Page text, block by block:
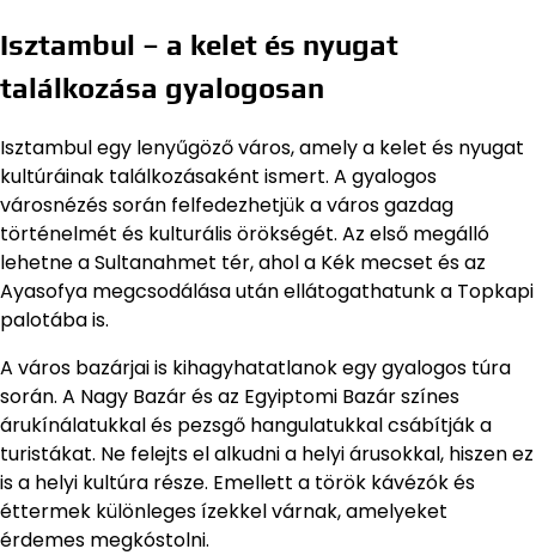
Isztambul – a kelet és nyugat
találkozása gyalogosan
Isztambul egy lenyűgöző város, amely a kelet és nyugat
kultúráinak találkozásaként ismert. A gyalogos
városnézés során felfedezhetjük a város gazdag
történelmét és kulturális örökségét. Az első megálló
lehetne a Sultanahmet tér, ahol a Kék mecset és az
Ayasofya megcsodálása után ellátogathatunk a Topkapi
palotába is.
A város bazárjai is kihagyhatatlanok egy gyalogos túra
során. A Nagy Bazár és az Egyiptomi Bazár színes
árukínálatukkal és pezsgő hangulatukkal csábítják a
turistákat. Ne felejts el alkudni a helyi árusokkal, hiszen ez
is a helyi kultúra része. Emellett a török kávézók és
éttermek különleges ízekkel várnak, amelyeket
érdemes megkóstolni.